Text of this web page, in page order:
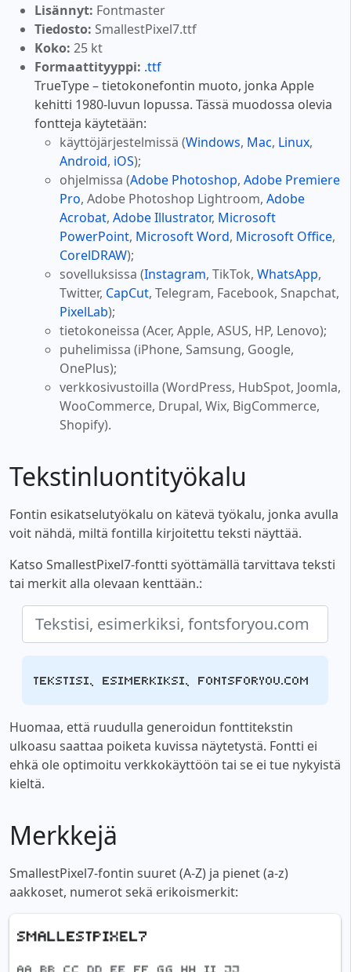
Lisännyt: Fontmaster
Tiedosto: SmallestPixel7.ttf
Koko: 25 kt
Formaattityyppi: .ttf
TrueType – tietokonefontin muoto, jonka Apple
kehitti 1980-luvun lopussa. Tässä muodossa olevia
fontteja käytetään:
käyttöjärjestelmissä (Windows, Mac, Linux,
Android, iOS);
ohjelmissa (Adobe Photoshop, Adobe Premiere
Pro, Adobe Photoshop Lightroom, Adobe
Acrobat, Adobe Illustrator, Microsoft
PowerPoint, Microsoft Word, Microsoft Office,
CorelDRAW);
sovelluksissa (Instagram, TikTok, WhatsApp,
Twitter, CapCut, Telegram, Facebook, Snapchat,
PixelLab);
tietokoneissa (Acer, Apple, ASUS, HP, Lenovo);
puhelimissa (iPhone, Samsung, Google,
OnePlus);
verkkosivustoilla (WordPress, HubSpot, Joomla,
WooCommerce, Drupal, Wix, BigCommerce,
Shopify).
Tekstinluontityökalu
Fontin esikatselutyökalu on kätevä työkalu, jonka avulla
voit nähdä, miltä fontilla kirjoitettu teksti näyttää.
Katso SmallestPixel7-fontti syöttämällä tarvittava teksti
tai merkit alla olevaan kenttään.:
Tekstisi, esimerkiksi, fontsforyou.com
Huomaa, että ruudulla generoidun fonttitekstin
ulkoasu saattaa poiketa kuvissa näytetystä. Fontti ei
ehkä ole optimoitu verkkokäyttöön tai se ei tue nykyistä
kieltä.
Merkkejä
SmallestPixel7-fontin suuret (A-Z) ja pienet (a-z)
aakkoset, numerot sekä erikoismerkit: